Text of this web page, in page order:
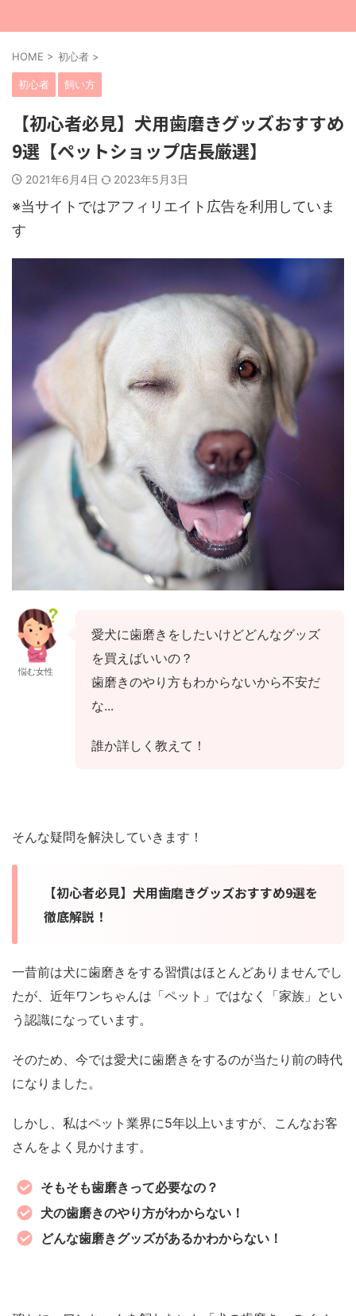
HOME > 初心者 >
初心者 飼い方
【初心者必見】犬用歯磨きグッズおすすめ
9選【ペットショップ店長厳選】
2021年6月4日 2023年5月3日
※当サイトではアフィリエイト広告を利用していま
す
悩む女性
愛犬に歯磨きをしたいけどどんなグッズ
を買えばいいの？
歯磨きのやり方もわからないから不安だ
な...
誰か詳しく教えて！
そんな疑問を解決していきます！
【初心者必見】犬用歯磨きグッズおすすめ9選を
徹底解説！
一昔前は犬に歯磨きをする習慣はほとんどありませんでし
たが、近年ワンちゃんは「ペット」ではなく「家族」とい
う認識になっています。
そのため、今では愛犬に歯磨きをするのが当たり前の時代
になりました。
しかし、私はペット業界に5年以上いますが、こんなお客
さんをよく見かけます。
そもそも歯磨きって必要なの？
犬の歯磨きのやり方がわからない！
どんな歯磨きグッズがあるかわからない！